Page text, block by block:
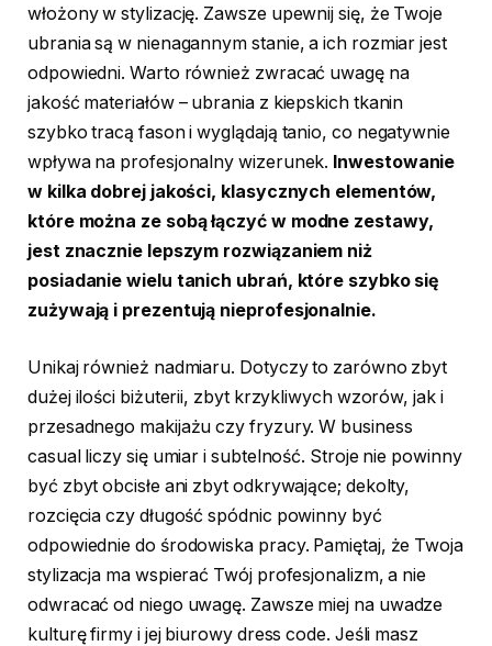
włożony w stylizację. Zawsze upewnij się, że Twoje
ubrania są w nienagannym stanie, a ich rozmiar jest
odpowiedni. Warto również zwracać uwagę na
jakość materiałów – ubrania z kiepskich tkanin
szybko tracą fason i wyglądają tanio, co negatywnie
wpływa na profesjonalny wizerunek. Inwestowanie
w kilka dobrej jakości, klasycznych elementów,
które można ze sobą łączyć w modne zestawy,
jest znacznie lepszym rozwiązaniem niż
posiadanie wielu tanich ubrań, które szybko się
zużywają i prezentują nieprofesjonalnie.
Unikaj również nadmiaru. Dotyczy to zarówno zbyt
dużej ilości biżuterii, zbyt krzykliwych wzorów, jak i
przesadnego makijażu czy fryzury. W business
casual liczy się umiar i subtelność. Stroje nie powinny
być zbyt obcisłe ani zbyt odkrywające; dekolty,
rozcięcia czy długość spódnic powinny być
odpowiednie do środowiska pracy. Pamiętaj, że Twoja
stylizacja ma wspierać Twój profesjonalizm, a nie
odwracać od niego uwagę. Zawsze miej na uwadze
kulturę firmy i jej biurowy dress code. Jeśli masz